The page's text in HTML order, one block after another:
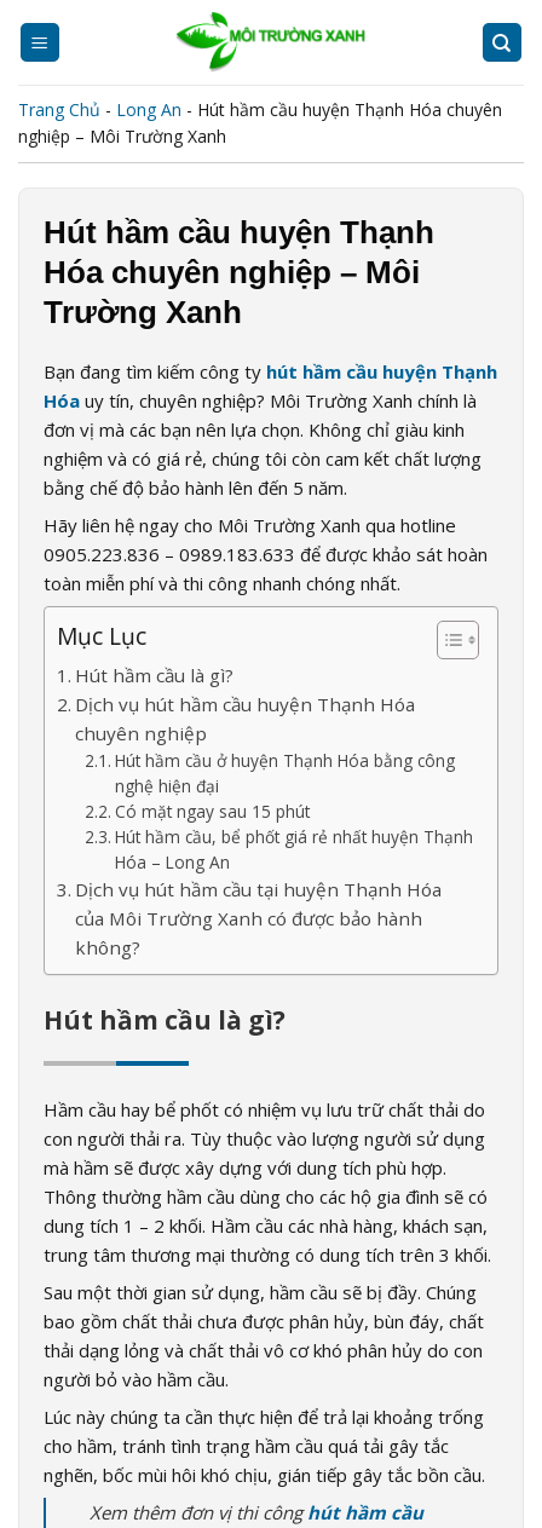
Trang Chủ - Long An - Hút hầm cầu huyện Thạnh Hóa chuyên
nghiệp – Môi Trường Xanh
Hút hầm cầu huyện Thạnh
Hóa chuyên nghiệp – Môi
Trường Xanh
Bạn đang tìm kiếm công ty hút hầm cầu huyện Thạnh
Hóa uy tín, chuyên nghiệp? Môi Trường Xanh chính là
đơn vị mà các bạn nên lựa chọn. Không chỉ giàu kinh
nghiệm và có giá rẻ, chúng tôi còn cam kết chất lượng
bằng chế độ bảo hành lên đến 5 năm.
Hãy liên hệ ngay cho Môi Trường Xanh qua hotline
0905.223.836 – 0989.183.633 để được khảo sát hoàn
toàn miễn phí và thi công nhanh chóng nhất.
Mục Lục
Hút hầm cầu là gì?
Dịch vụ hút hầm cầu huyện Thạnh Hóa
chuyên nghiệp
Hút hầm cầu ở huyện Thạnh Hóa bằng công
nghệ hiện đại
Có mặt ngay sau 15 phút
Hút hầm cầu, bể phốt giá rẻ nhất huyện Thạnh
Hóa – Long An
Dịch vụ hút hầm cầu tại huyện Thạnh Hóa
của Môi Trường Xanh có được bảo hành
không?
Hút hầm cầu là gì?
Hầm cầu hay bể phốt có nhiệm vụ lưu trữ chất thải do
con người thải ra. Tùy thuộc vào lượng người sử dụng
mà hầm sẽ được xây dựng với dung tích phù hợp.
Thông thường hầm cầu dùng cho các hộ gia đình sẽ có
dung tích 1 – 2 khối. Hầm cầu các nhà hàng, khách sạn,
trung tâm thương mại thường có dung tích trên 3 khối.
Sau một thời gian sử dụng, hầm cầu sẽ bị đầy. Chúng
bao gồm chất thải chưa được phân hủy, bùn đáy, chất
thải dạng lỏng và chất thải vô cơ khó phân hủy do con
người bỏ vào hầm cầu.
Lúc này chúng ta cần thực hiện để trả lại khoảng trống
cho hầm, tránh tình trạng hầm cầu quá tải gây tắc
nghẽn, bốc mùi hôi khó chịu, gián tiếp gây tắc bồn cầu.
Xem thêm đơn vị thi cônghút hầm cầu